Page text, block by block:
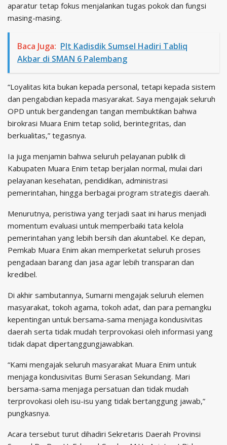
aparatur tetap fokus menjalankan tugas pokok dan fungsi
masing-masing.
Baca Juga: Plt Kadisdik Sumsel Hadiri Tabliq
Akbar di SMAN 6 Palembang
“Loyalitas kita bukan kepada personal, tetapi kepada sistem
dan pengabdian kepada masyarakat. Saya mengajak seluruh
OPD untuk bergandengan tangan membuktikan bahwa
birokrasi Muara Enim tetap solid, berintegritas, dan
berkualitas,” tegasnya.
Ia juga menjamin bahwa seluruh pelayanan publik di
Kabupaten Muara Enim tetap berjalan normal, mulai dari
pelayanan kesehatan, pendidikan, administrasi
pemerintahan, hingga berbagai program strategis daerah.
Menurutnya, peristiwa yang terjadi saat ini harus menjadi
momentum evaluasi untuk memperbaiki tata kelola
pemerintahan yang lebih bersih dan akuntabel. Ke depan,
Pemkab Muara Enim akan memperketat seluruh proses
pengadaan barang dan jasa agar lebih transparan dan
kredibel.
Di akhir sambutannya, Sumarni mengajak seluruh elemen
masyarakat, tokoh agama, tokoh adat, dan para pemangku
kepentingan untuk bersama-sama menjaga kondusivitas
daerah serta tidak mudah terprovokasi oleh informasi yang
tidak dapat dipertanggungjawabkan.
“Kami mengajak seluruh masyarakat Muara Enim untuk
menjaga kondusivitas Bumi Serasan Sekundang. Mari
bersama-sama menjaga persatuan dan tidak mudah
terprovokasi oleh isu-isu yang tidak bertanggung jawab,”
pungkasnya.
Acara tersebut turut dihadiri Sekretaris Daerah Provinsi